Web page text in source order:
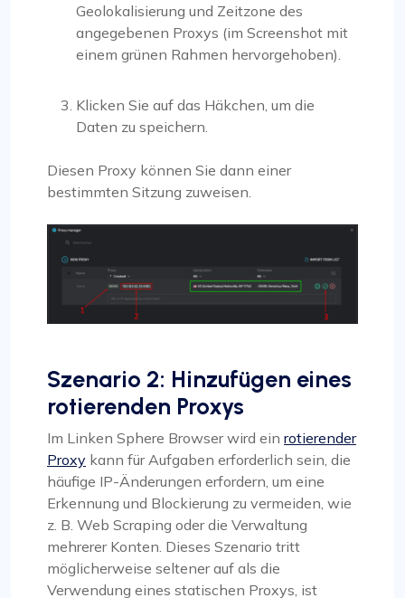
Geolokalisierung und Zeitzone des
angegebenen Proxys (im Screenshot mit
einem grünen Rahmen hervorgehoben).
Klicken Sie auf das Häkchen, um die
Daten zu speichern.
Diesen Proxy können Sie dann einer
bestimmten Sitzung zuweisen.
Szenario 2: Hinzufügen eines
rotierenden Proxys
Im Linken Sphere Browser wird ein rotierender
Proxy kann für Aufgaben erforderlich sein, die
häufige IP-Änderungen erfordern, um eine
Erkennung und Blockierung zu vermeiden, wie
z. B. Web Scraping oder die Verwaltung
mehrerer Konten. Dieses Szenario tritt
möglicherweise seltener auf als die
Verwendung eines statischen Proxys, ist